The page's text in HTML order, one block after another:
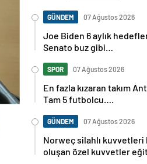
GÜNDEM 07 Ağustos 2026
Joe Biden 6 aylık
Senato buz gibi…
SPOR 07 Ağustos 2026
En fazla kızaran takım
Tam 5 futbolcu….
GÜNDEM 07 Ağustos 2026
Norweç silahlı kuvvetleri
oluşan özel kuvvetler